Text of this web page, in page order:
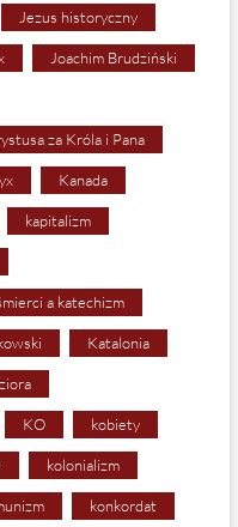
Jezus historyczny
Joachim Brudziński
za Króla i Pana
Kanada
kapitalizm
a katechizm
Katalonia
KO kobiety
kolonializm
konkordat